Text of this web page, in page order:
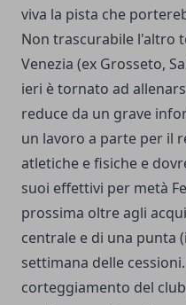
viva la pista che
Non trascurabile l'altro
Venezia (ex Grosseto,
ieri è tornato ad
reduce da un grave
un lavoro a parte per il
atletiche e fisiche e
suoi effettivi per metà
prossima oltre agli
centrale e di una punta
settimana delle
corteggiamento del